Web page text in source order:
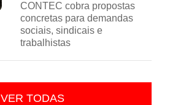
CONTEC cobra propostas
concretas para demandas
sociais, sindicais e
trabalhistas
VER TODAS